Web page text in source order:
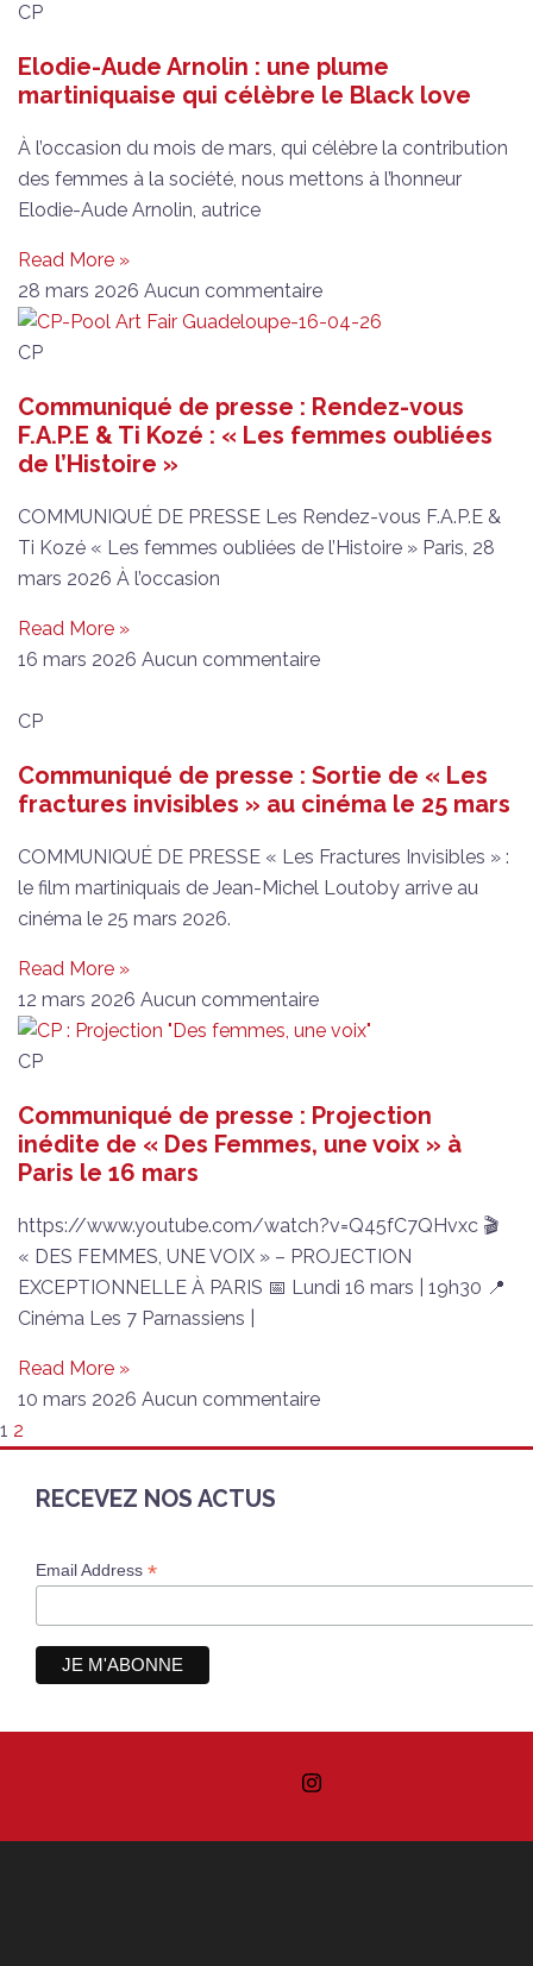
CP
Elodie-Aude Arnolin : une plume
martiniquaise qui célèbre le Black love
À l’occasion du mois de mars, qui célèbre la contribution
des femmes à la société, nous mettons à l’honneur
Elodie-Aude Arnolin, autrice
Read More »
28 mars 2026 Aucun commentaire
CP
Communiqué de presse : Rendez-vous
F.A.P.E & Ti Kozé : « Les femmes oubliées
de l’Histoire »
COMMUNIQUÉ DE PRESSE Les Rendez-vous F.A.P.E &
Ti Kozé « Les femmes oubliées de l’Histoire » Paris, 28
mars 2026 À l’occasion
Read More »
16 mars 2026 Aucun commentaire
CP
Communiqué de presse : Sortie de « Les
fractures invisibles » au cinéma le 25 mars
COMMUNIQUÉ DE PRESSE « Les Fractures Invisibles » :
le film martiniquais de Jean-Michel Loutoby arrive au
cinéma le 25 mars 2026.
Read More »
12 mars 2026 Aucun commentaire
CP
Communiqué de presse : Projection
inédite de « Des Femmes, une voix » à
Paris le 16 mars
https://www.youtube.com/watch?v=Q45fC7QHvxc 🎬
« DES FEMMES, UNE VOIX » – PROJECTION
EXCEPTIONNELLE À PARIS 📅 Lundi 16 mars | 19h30 📍
Cinéma Les 7 Parnassiens |
Read More »
10 mars 2026 Aucun commentaire
1 2
RECEVEZ NOS ACTUS
Email Address *